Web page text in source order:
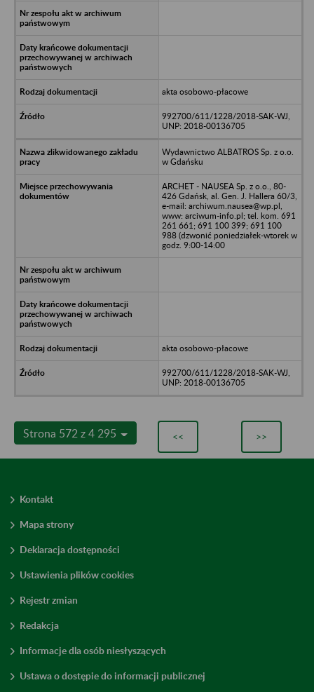
akta osobowo-płacowe
992700/611/1228/2018-SAK-WJ,
UNP: 2018-00136705
Wydawnictwo ALBATROS Sp. z o.o.
w Gdańsku
ARCHET - NAUSEA Sp. z o.o., 80-
426 Gdańsk, al. Gen. J. Hallera 60/3,
e-mail: archiwum.nausea@wp.pl,
www: arciwum-info.pl; tel. kom. 691
261 661; 691 100 399; 691 100
988 (dzwonić poniedziałek-wtorek w
godz. 9:00-14:00
akta osobowo-płacowe
992700/611/1228/2018-SAK-WJ,
UNP: 2018-00136705
Strona 572 z 4 295 << >>
Kontakt
Mapa strony
Deklaracja dostępności
Ustawienia plików cookies
Rejestr zmian
Redakcja
Informacje dla osób niesłyszących
Ustawa o dostępie do informacji publicznej